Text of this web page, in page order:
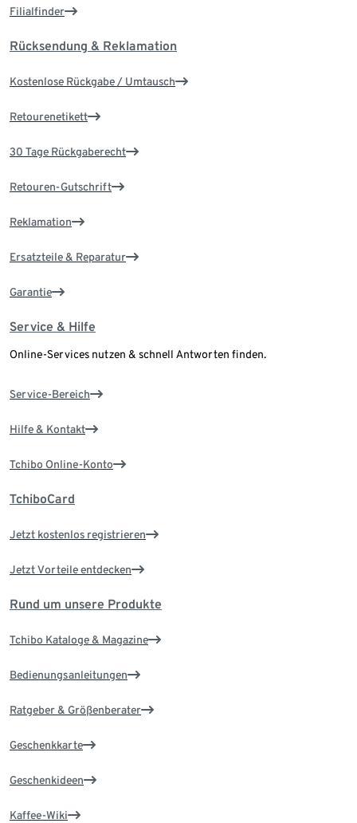
Filialfinder
Rücksendung & Reklamation
Kostenlose Rückgabe / Umtausch
Retourenetikett
30 Tage Rückgaberecht
Retouren-Gutschrift
Reklamation
Ersatzteile & Reparatur
Garantie
Service & Hilfe
Online-Services nutzen & schnell Antworten finden.
Service-Bereich
Hilfe & Kontakt
Tchibo Online-Konto
TchiboCard
Jetzt kostenlos registrieren
Jetzt Vorteile entdecken
Rund um unsere Produkte
Tchibo Kataloge & Magazine
Bedienungsanleitungen
Ratgeber & Größenberater
Geschenkkarte
Geschenkideen
Kaffee-Wiki